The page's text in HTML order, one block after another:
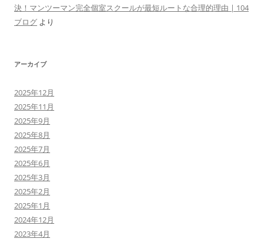
決！マンツーマン完全個室スクールが最短ルートな合理的理由 | 104
ブログ より
アーカイブ
2025年12月
2025年11月
2025年9月
2025年8月
2025年7月
2025年6月
2025年3月
2025年2月
2025年1月
2024年12月
2023年4月